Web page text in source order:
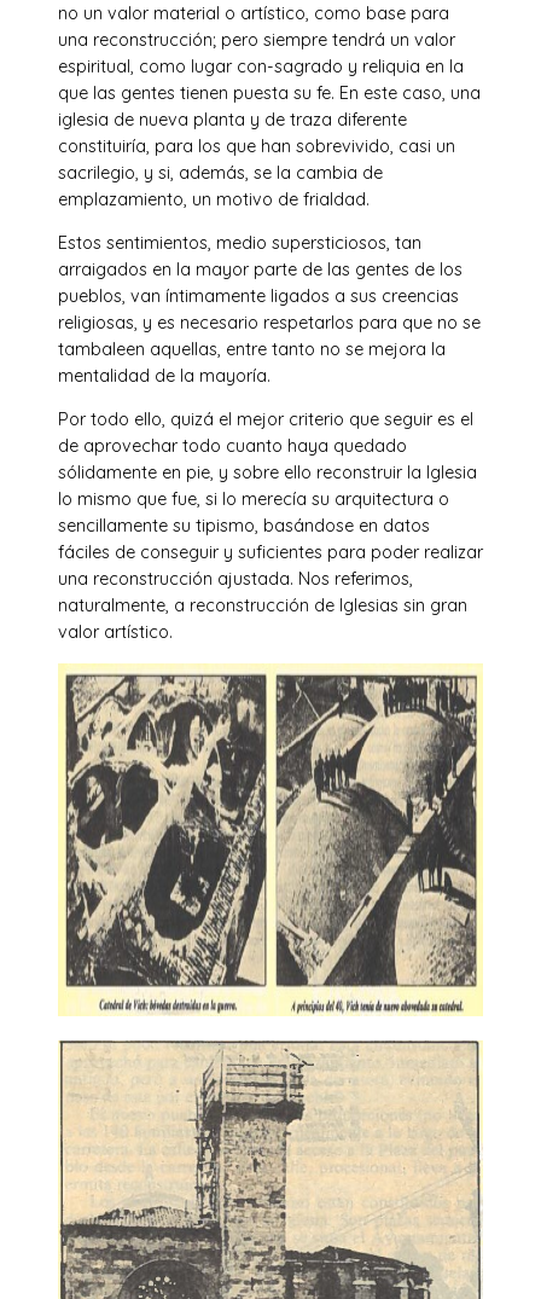
no un valor material o artístico, como base para
una reconstrucción; pero siempre tendrá un valor
espiritual, como lugar con-sagrado y reliquia en la
que las gentes tienen puesta su fe. En este caso, una
iglesia de nueva planta y de traza diferente
constituiría, para los que han sobrevivido, casi un
sacrilegio, y si, además, se la cambia de
emplazamiento, un motivo de frialdad.
Estos sentimientos, medio supersticiosos, tan
arraigados en la mayor parte de las gentes de los
pueblos, van íntimamente ligados a sus creencias
religiosas, y es necesario respetarlos para que no se
tambaleen aquellas, entre tanto no se mejora la
mentalidad de la mayoría.
Por todo ello, quizá el mejor criterio que seguir es el
de aprovechar todo cuanto haya quedado
sólidamente en pie, y sobre ello reconstruir la Iglesia
lo mismo que fue, si lo merecía su arquitectura o
sencillamente su tipismo, basándose en datos
fáciles de conseguir y suficientes para poder realizar
una reconstrucción ajustada. Nos referimos,
naturalmente, a reconstrucción de Iglesias sin gran
valor artístico.